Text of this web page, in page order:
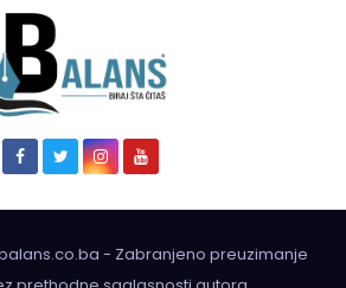
- Zabranjeno preuzimanje